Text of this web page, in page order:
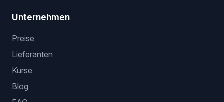
Unternehmen
Preise
Lieferanten
Kurse
Blog